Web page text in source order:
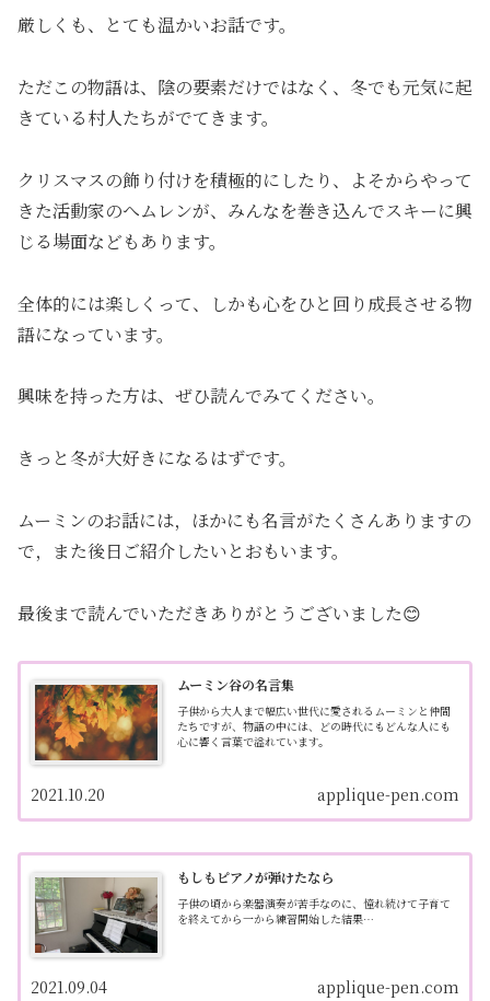
厳しくも、とても温かいお話です。
ただこの物語は、陰の要素だけではなく、冬でも元気に起
きている村人たちがでてきます。
クリスマスの飾り付けを積極的にしたり、よそからやって
きた活動家のへムレンが、みんなを巻き込んでスキーに興
じる場面などもあります。
全体的には楽しくって、しかも心をひと回り成長させる物
語になっています。
興味を持った方は、ぜひ読んでみてください。
きっと冬が大好きになるはずです。
ムーミンのお話には，ほかにも名言がたくさんありますの
で，また後日ご紹介したいとおもいます。
最後まで読んでいただきありがとうございました😊
ムーミン谷の名言集
子供から大人まで幅広い世代に愛されるムーミンと仲間
たちですが、物語の中には、どの時代にもどんな人にも
心に響く言葉で溢れています。
applique-pen.com
2021.10.20
もしもピアノが弾けたなら
子供の頃から楽器演奏が苦手なのに、憧れ続けて子育て
を終えてから一から練習開始した結果…
applique-pen.com
2021.09.04